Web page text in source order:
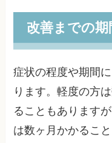
改善までの
症状の程度や期間
ります。軽度の方
ることもあります
は数ヶ月かかるこ